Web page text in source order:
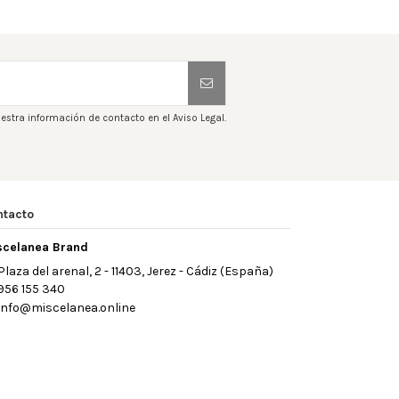
información de contacto en el Aviso Legal.
Brand
del arenal, 2 - 11403, Jerez - Cádiz (España)
155 340